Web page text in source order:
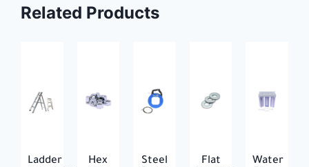
Related Products
Ladder
Hex
Steel
Flat
Water